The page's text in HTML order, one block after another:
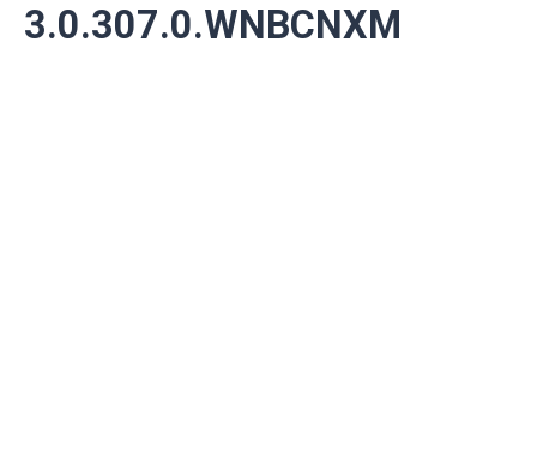
3.0.307.0.WNBCNXM